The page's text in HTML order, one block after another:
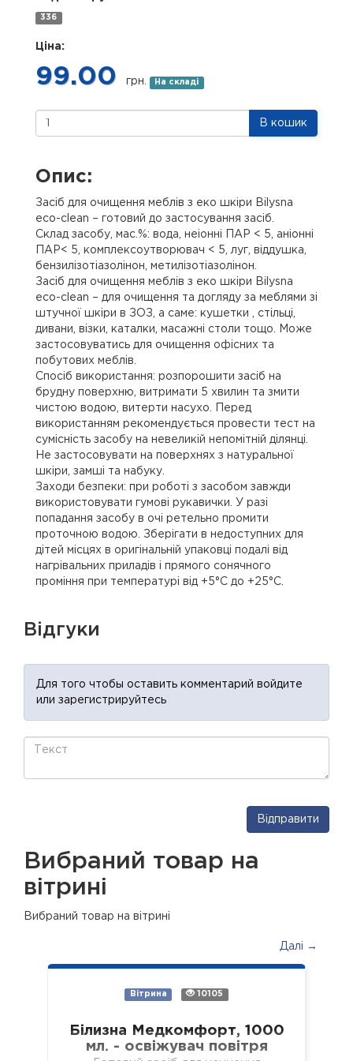
336
Ціна:
99.00 грн. На складі
В кошик
Опис:
Засіб для очищення меблів з еко шкіри Bilysna
eco-clean – готовий до застосування засіб.
Склад засобу, мас.%: вода, неіонні ПАР < 5, аніонні
ПАР< 5, комплексоутворювач < 5, луг, віддушка,
бензилізотіазолінон, метилізотіазолінон.
Засіб для очищення меблів з еко шкіри Bilysna
eco-clean – для очищення та догляду за меблями зі
штучної шкіри в ЗОЗ, а саме: кушетки , стільці,
дивани, візки, каталки, масажні столи тощо. Може
застосовуватись для очищення офісних та
побутових меблів.
Спосіб використання: розпорошити засіб на
брудну поверхню, витримати 5 хвилин та змити
чистою водою, витерти насухо. Перед
використанням рекомендується провести тест на
сумісність засобу на невеликій непомітній ділянці.
Не застосовувати на поверхнях з натуральної
шкіри, замші та набуку.
Заходи безпеки: при роботі з засобом завжди
використовувати гумові рукавички. У разі
попадання засобу в очі ретельно промити
проточною водою. Зберігати в недоступних для
дітей місцях в оригінальній упаковці подалі від
нагрівальних приладів і прямого сонячного
проміння при температурі від +5°С до +25°С.
Відгуки
Для того чтобы оставить комментарий войдите
или зарегистрируйтесь
Відправити
Вибраний товар на
вітрині
Вибраний товар на вітрині
Далі →
Вітрина 10105
Білизна Медкомфорт, 1000
мл. - освіжувач повітря